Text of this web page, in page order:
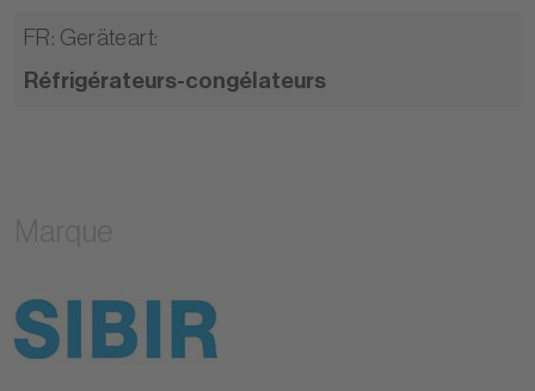
FR: Geräteart:
Réfrigérateurs-congélateurs